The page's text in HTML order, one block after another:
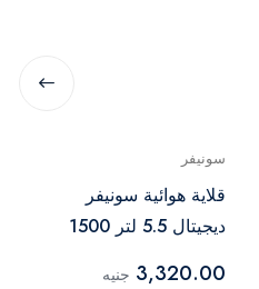
سونيفر
قلاية هوائية سونيفر
ديجيتال 5.5 لتر 1500
3,320.00 جنيه